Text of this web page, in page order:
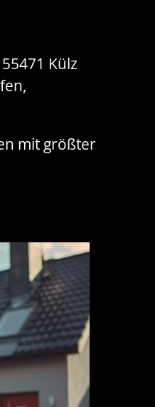
Külz
mit größter